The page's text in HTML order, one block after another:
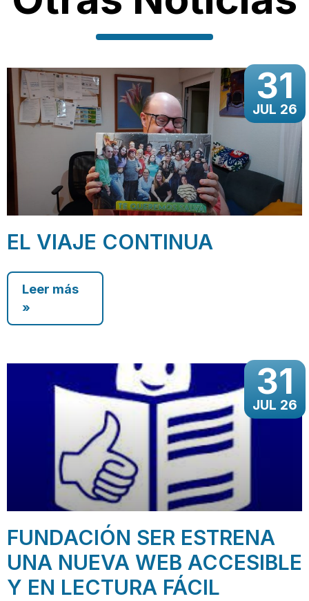
31
JUL 26
EL VIAJE CONTINUA
Leer más
»
31
JUL 26
FUNDACIÓN SER ESTRENA
UNA NUEVA WEB ACCESIBLE
Y EN LECTURA FÁCIL